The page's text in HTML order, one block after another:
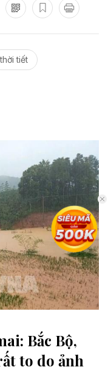
thời tiết
Bắc Bộ,
to do ảnh